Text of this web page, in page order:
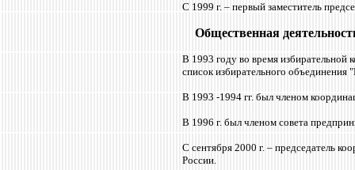
С 1999 г. – первый заместитель
Общественная
В 1993 году во время
список избирательного объединения
В 1993 -1994 гг. был членом
В 1996 г. был членом совета
С сентября 2000 г. – председатель
России.